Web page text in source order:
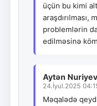
üçün bu kimi
araşdırılması,
problemlərin
edilməsinə
Aytən
24.İyul.2025
Məqalədə